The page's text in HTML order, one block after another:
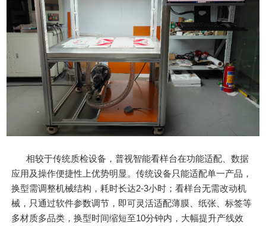
相较于传统质检设备，普视智能看样台在功能适配、数据
应用及操作便捷性上优势明显。传统设备只能适配单一产品，
换型需调整机械结构，耗时长达2-3小时；看样台无需改动机
械，只通过软件参数调节，即可灵活适配薄膜、纸张、标签等
多材质多品类，换型时间缩短至10分钟内，大幅提升产线效